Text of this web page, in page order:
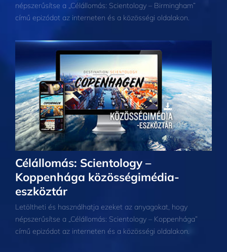
népszerűsítse a „Célállomás: Scientology – Birmingham”
című epizódot az interneten és a közösségi oldalakon.
Célállomás: Scientology –
Koppenhága közösségimédia-
eszköztár
Letöltheti és használhatja ezeket az anyagokat, hogy
népszerűsítse a „Célállomás: Scientology – Koppenhága”
című epizódot az interneten és a közösségi oldalakon.